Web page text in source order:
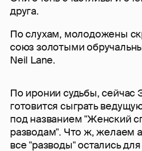
друга.
По слухам, молодожены
союз золотыми
Neil Lane.
По иронии судьбы, сейчас
готовится сыграть
под названием "Женский
разводам". Что ж, желаем
все "разводы" остались